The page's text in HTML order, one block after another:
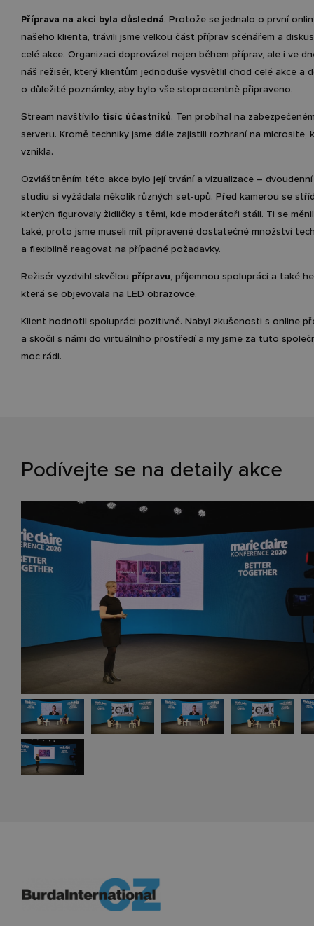
Příprava na akci byla důsledná. Protože se jednalo o první
našeho klienta, trávili jsme velkou část příprav scénářem a
celé akce. Organizaci doprovázel nejen během příprav, ale i ve
náš režisér, který klientům jednoduše vysvětlil chod celé akce a
o důležité poznámky, aby bylo vše stoprocentně připraveno.
Stream navštívilo tisíc účastníků. Ten probíhal na
serveru. Kromě techniky jsme dále zajistili rozhraní na microsite,
vznikla.
Ozvláštněním této akce bylo její trvání a vizualizace –
studiu si vyžádala několik různých set-upů. Před kamerou se
kterých figurovaly židličky s těmi, kde moderátoři stáli. Ti se
také, proto jsme museli mít připravené dostatečné množství
a flexibilně reagovat na případné požadavky.
Režisér vyzdvihl skvělou přípravu, příjemnou spolupráci a také
která se objevovala na LED obrazovce.
Klient hodnotil spolupráci pozitivně. Nabyl zkušenosti s online
a skočil s námi do virtuálního prostředí a my jsme za tuto
moc rádi.
Podívejte se na detaily akce